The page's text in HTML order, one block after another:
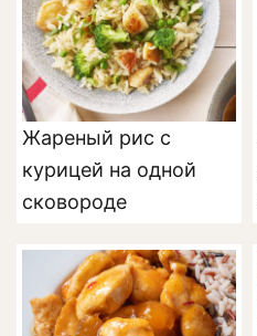
Жареный рис с
курицей на одной
сковороде